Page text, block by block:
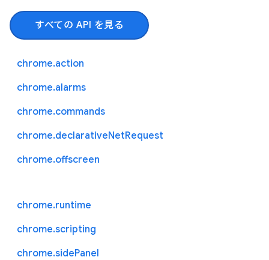
すべての API を見る
chrome.action
chrome.alarms
chrome.commands
chrome.declarativeNetRequest
chrome.offscreen
chrome.runtime
chrome.scripting
chrome.sidePanel